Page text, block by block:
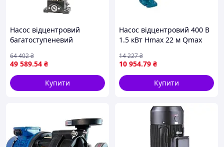
Насос відцентровий
багатоступеневий
H 142(120)м Q 133(67) л/хв
неірж LEO 3.0 innovation
LVR4-15 (7711053)
49 589.54 ₴
64 402₴
Купити
Насос відцентровий 400 В
1.5 кВт Hmax 22 м Qmax
(7752793)
10 954.79 ₴
14 227₴
Купити